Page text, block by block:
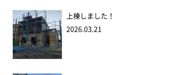
上棟しました！
2026.03.21